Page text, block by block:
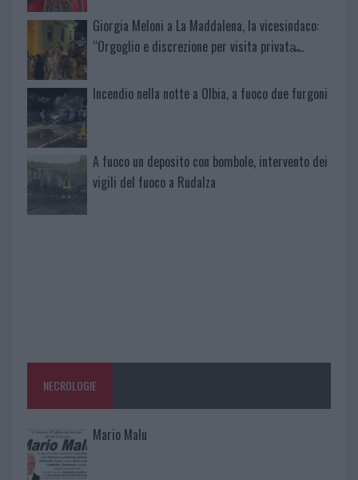
Giorgia Meloni a La Maddalena, la vicesindaco:
“Orgoglio e discrezione per visita privata̶…
Incendio nella notte a Olbia, a fuoco due furgoni
A fuoco un deposito con bombole, intervento dei
vigili del fuoco a Rudalza
NECROLOGIE
Mario Malu